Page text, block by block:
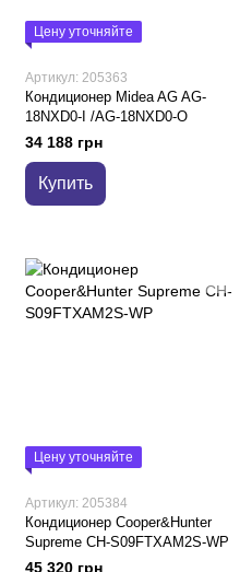
Цену уточняйте
Артикул: 205363
Кондиционер Midea AG AG-
18NXD0-I /AG-18NXD0-O
34 188 грн
Купить
Цену уточняйте
Артикул: 205384
Кондиционер Cooper&Hunter
Supreme CH-S09FTXAM2S-WP
45 320 грн